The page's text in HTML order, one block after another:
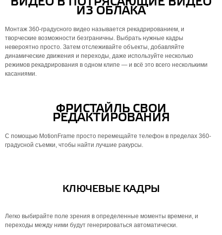
ИЗ ОБЛАКА
Монтаж 360-градусного видео называется рекадрированием, и
творческие возможности безграничны. Выбрать нужные кадры
невероятно просто. Затем отслеживайте объекты, добавляйте
динамические движения и переходы, даже используйте несколько
режимов рекадрирования в одном клипе — и всё это всего несколькими
касаниями.
ФРИСТАЙЛЬ СВОИ
РЕДАКТИРОВАНИЯ
С помощью MotionFrame просто перемещайте телефон в пределах 360-
градусной съемки, чтобы найти лучшие ракурсы.
КЛЮЧЕВЫЕ КАДРЫ
Легко выбирайте поле зрения в определенные моменты времени, и
переходы между ними будут генерироваться автоматически.